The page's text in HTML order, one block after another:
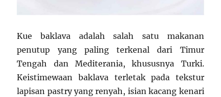
Kue baklava adalah salah satu makanan
penutup yang paling terkenal dari Timur
Tengah dan Mediterania, khususnya Turki.
Keistimewaan baklava terletak pada tekstur
lapisan pastry yang renyah, isian kacang kenari